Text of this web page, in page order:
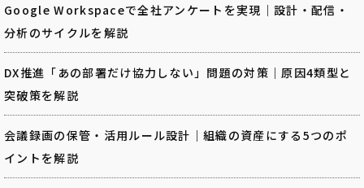
Google Workspaceで全社アンケートを実現｜設計・配信・
分析のサイクルを解説
DX推進「あの部署だけ協力しない」問題の対策｜原因4類型と
突破策を解説
会議録画の保管・活用ルール設計｜組織の資産にする5つのポ
イントを解説